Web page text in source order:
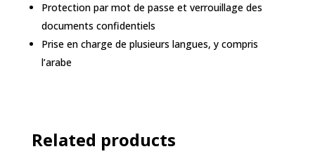
Protection par mot de passe et verrouillage des
documents confidentiels
Prise en charge de plusieurs langues, y compris
l’arabe
Related products